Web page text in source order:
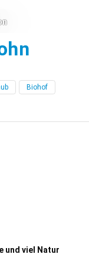
Biohof
und viel Natur